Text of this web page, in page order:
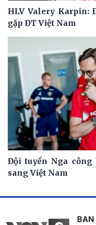
HLV Valery Karpin:
gặp ĐT Việt Nam
Đội tuyển Nga công
sang Việt Nam
BAN